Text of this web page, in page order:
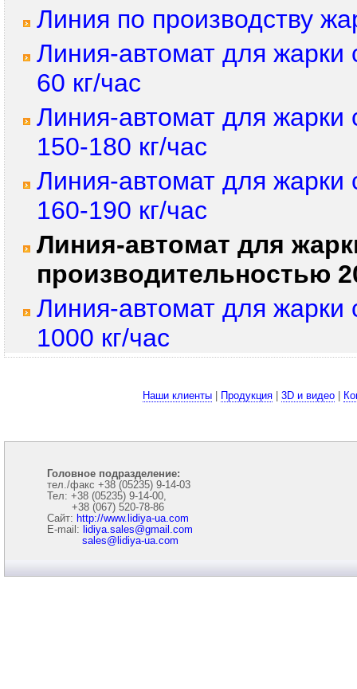
Линия по производству
Линия-автомат для жарки
60 кг/час
Линия-автомат для жарки
150-180 кг/час
Линия-автомат для жарки
160-190 кг/час
Линия-автомат для
производительностью
Линия-автомат для жарки
1000 кг/час
Наши клиенты| Продукция| 3D и видео|
Головное подразделение:
тел./факс +38 (05235) 9-14-03
Тел: +38 (05235) 9-14-00,
+38 (067) 520-78-86
Сайт: http://www.lidiya-ua.com
E-mail: lidiya.sales@gmail.com
sales@lidiya-ua.com